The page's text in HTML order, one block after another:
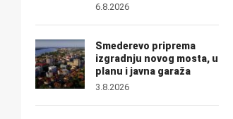
6.8.2026
Smederevo priprema
izgradnju novog mosta, u
planu i javna garaža
3.8.2026